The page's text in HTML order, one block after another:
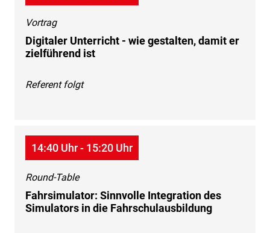
Vortrag
Digitaler Unterricht - wie gestalten, damit er
zielführend ist
Referent folgt
14:40 Uhr - 15:20 Uhr
Round-Table
Fahrsimulator: Sinnvolle Integration des
Simulators in die Fahrschulausbildung